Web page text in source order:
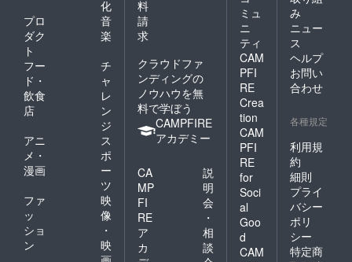
はん＆
お酒の
場も準
備しま
す。 ※
写真は
イメー
化
プロ
ダク
ト
音
楽
フー
ド・
飲食
店
チ
ャ
レ
ン
ジ
アニ
メ・
漫画
ス
ポ
ー
ツ
ファ
ッ
ショ
ン
映
像
・
映
料
請
求
クラウドファ
ンディングの
ノウハウを無
料で学ぼう
CAMPFIRE
アカデミー
CA
MP
FI
RE
ア
カ
説
明
会
・
相
談
ミュ
ニ
ティ
CAM
PFI
RE
Crea
tion
CAM
PFI
RE
for
Soci
al
Goo
d
CAM
み
ニュー
ス
ヘルプ
お問い
合わせ
各種規定
利用規
約
細則
プライ
バシー
ポリ
シー
特定商